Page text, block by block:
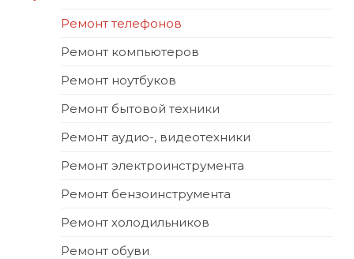
Ремонт телефонов
Ремонт компьютеров
Ремонт ноутбуков
Ремонт бытовой техники
Ремонт аудио-, видеотехники
Ремонт электроинструмента
Ремонт бензоинструмента
Ремонт холодильников
Ремонт обуви